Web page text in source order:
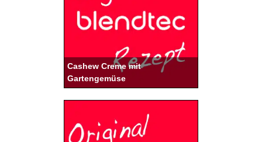
Cashew Creme mit
Gartengemüse